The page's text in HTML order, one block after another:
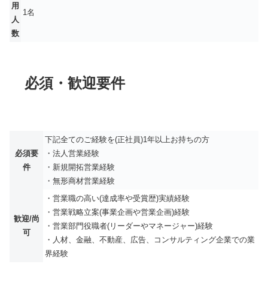
用
人
数
1名
必須・歓迎要件
必須要
件
下記全てのご経験を(正社員)1年以上お持ちの方
・法人営業経験
・新規開拓営業経験
・無形商材営業経験
歓迎/尚
可
・営業職の高い(達成率や受賞歴)実績経験
・営業戦略立案(事業企画や営業企画)経験
・営業部門役職者(リーダーやマネージャー)経験
・人材、金融、不動産、広告、コンサルティング企業での業
界経験